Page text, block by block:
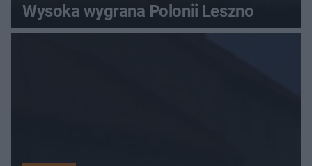
Wysoka wygrana Polonii Leszno